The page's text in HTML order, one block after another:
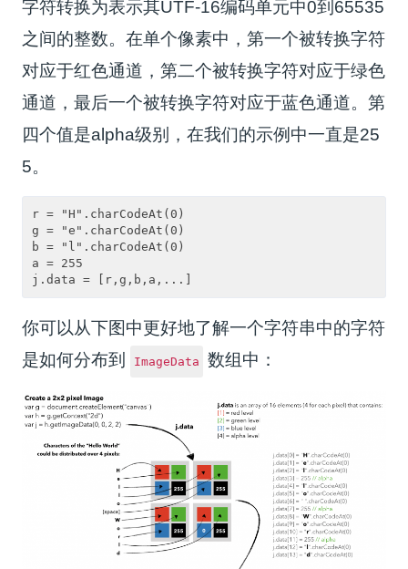
字符转换为表示其UTF-16编码单元中0到65535
之间的整数。在单个像素中，第一个被转换字符
对应于红色通道，第二个被转换字符对应于绿色
通道，最后一个被转换字符对应于蓝色通道。第
四个值是alpha级别，在我们的示例中一直是25
5。
r = "H".charCodeAt(0)
g = "e".charCodeAt(0)
b = "l".charCodeAt(0)
a = 255
你可以从下图中更好地了解一个字符串中的字符
是如何分布到
ImageData 数组中：